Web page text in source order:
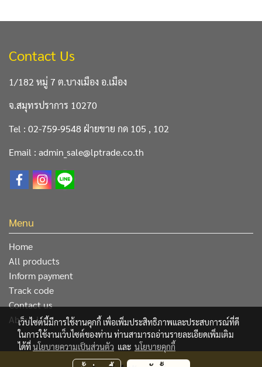
Contact Us
1/182 หมู่ 7 ต.บางเมือง อ.เมือง
จ.สมุทรปราการ 10270
Tel : 02-759-9548 ฝ่ายขาย กด 105 , 102
Email : admin_sale@lptrade.co.th
Menu
Home
All products
Inform payment
Track code
Contact us
About Us
@ Copyright 2019 All Rights Reserved. L&P Trading Center
เว็บไซต์นี้มีการใช้งานคุกกี้ เพื่อเพิ่มประสิทธิภาพและประสบการณ์ที่ดี
ในการใช้งานเว็บไซต์ของท่าน ท่านสามารถอ่านรายละเอียดเพิ่มเติม
ได้ที่นโยบายความเป็นส่วนตัว และ นโยบายคุกกี้